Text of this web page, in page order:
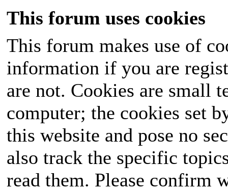
This forum uses cookies
This forum makes use of
information if you are
are not. Cookies are small
computer; the cookies set
this website and pose no
also track the specific
read them. Please confirm